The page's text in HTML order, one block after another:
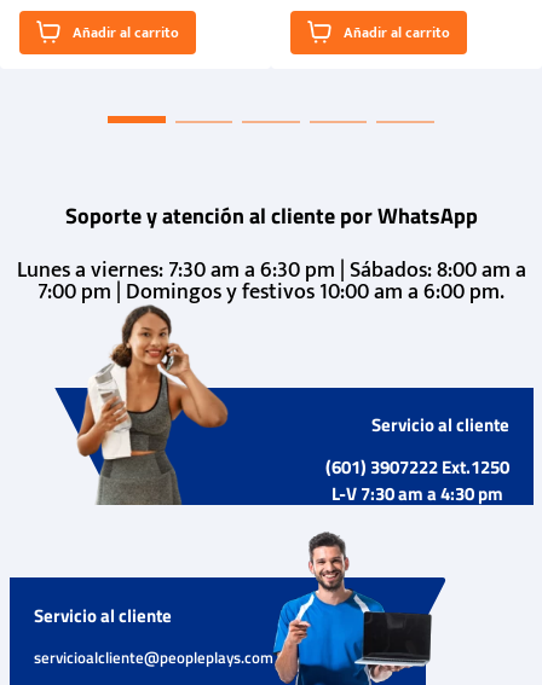
El Rugido del Sol Naciente:
“Primeros para la Et...
Añadir al carrito Añadir al carrito
Soporte y atención al cliente por WhatsApp
Lunes a viernes: 7:30 am a 6:30 pm | Sábados: 8:00 am a
7:00 pm | Domingos y festivos 10:00 am a 6:00 pm.
Servicio al cliente
(601) 3907222 Ext.1250
L-V 7:30 am a 4:30 pm
Servicio al cliente
servicioalcliente@peopleplays.com